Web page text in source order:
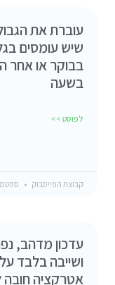
עוברת את
שיש עומסים
בבוקר או אחר
בשעה
לפוסט >>
קבוצת הפייסבוק ספטמבר
עדכון מדהב,
ושייבה בלבד
אטרקציה חובה